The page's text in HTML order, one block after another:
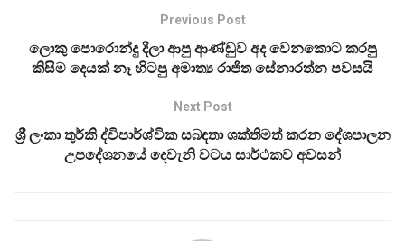
Previous Post
ලොකු පොරොන්දු දීලා ආපු ආණ්ඩුව අද වෙනකොට කරපු
කිසිම දෙයක් නෑ හිටපු අමාත්‍ය රාජිත සේනාරත්න පවසයි
Next Post
ශ්‍රී ලංකා තුර්කි ද්විපාර්ශ්වික සබඳතා ශක්තිමත් කරන දේශපාලන
උපදේශනයේ දෙවැනි වටය සාර්ථකව අවසන්